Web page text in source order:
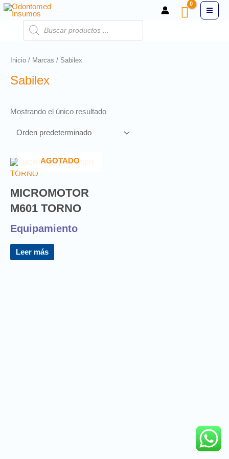
Inicio / Marcas / Sabilex
Sabilex
Mostrando el único resultado
AGOTADO
MICROMOTOR
M601 TORNO
Equipamiento
Leer más